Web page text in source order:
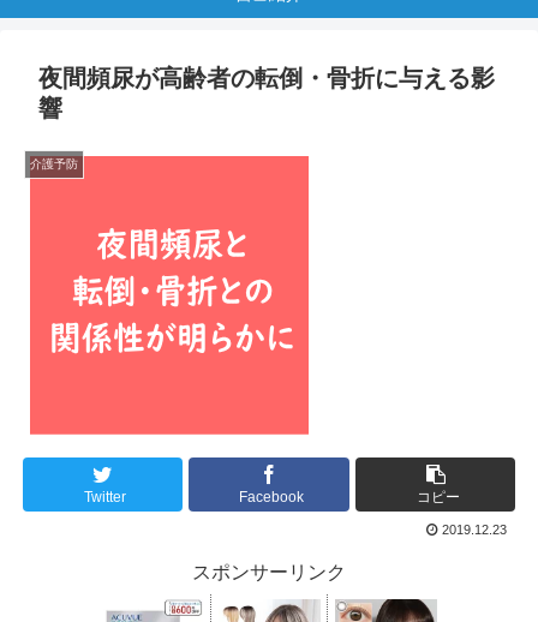
夜間頻尿が高齢者の転倒・骨折に与える影
響
介護予防
Twitter Facebook コピー
2019.12.23
スポンサーリンク